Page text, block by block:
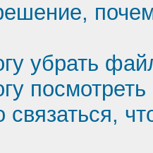
убрать